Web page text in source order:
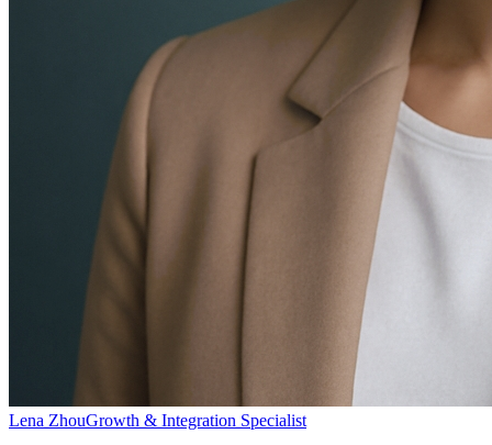
Lena ZhouGrowth & Integration Specialist